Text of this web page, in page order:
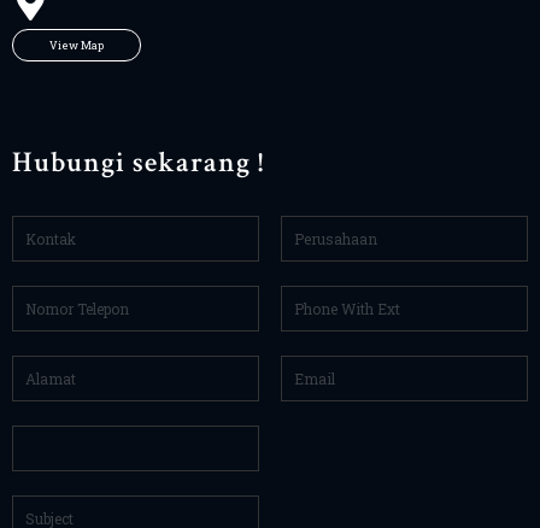
View Map
Hubungi sekarang !